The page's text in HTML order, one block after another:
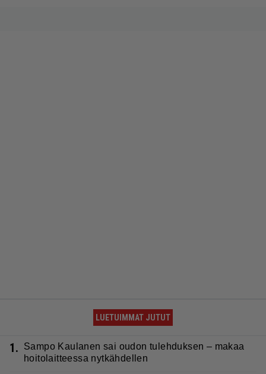
LUETUIMMAT JUTUT
1.
Sampo Kaulanen sai oudon tulehduksen – makaa
hoitolaitteessa nytkähdellen